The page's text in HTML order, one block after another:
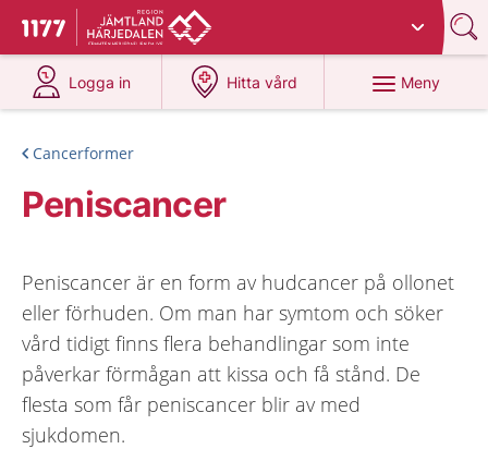
Till startsidan för 1177
Du har valt region
Logga in
på 1177.se
Hitta vård
på 1177.se
Meny
Cancerformer
Peniscancer
Peniscancer är en form av hudcancer på ollonet
eller förhuden. Om man har symtom och söker
vård tidigt finns flera behandlingar som inte
påverkar förmågan att kissa och få stånd. De
flesta som får peniscancer blir av med
sjukdomen.